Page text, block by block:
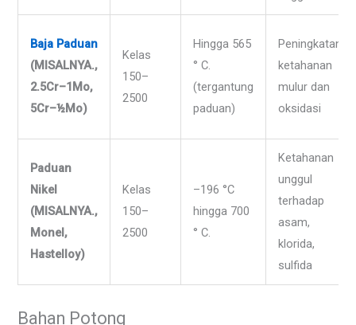
Baja Paduan
(MISALNYA.,
2.5Cr–1Mo,
5Cr–½Mo)
Kelas
150–
2500
Hingga 565
° C.
(tergantung
paduan)
Peningkatan
ketahanan
mulur dan
oksidasi
Paduan
Nikel
(MISALNYA.,
Monel,
Hastelloy)
Kelas
150–
2500
–196 °C
hingga 700
° C.
Ketahanan
unggul
terhadap
asam,
klorida,
sulfida
Bahan Potong